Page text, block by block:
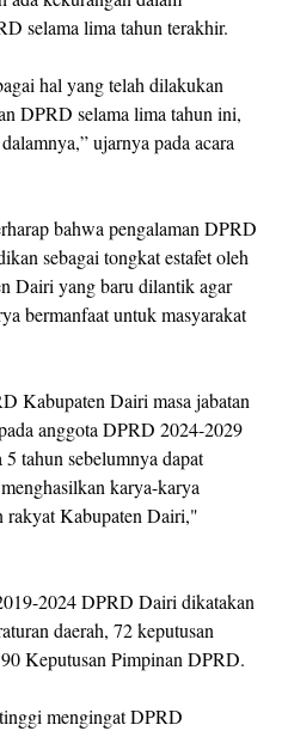
selama lima tahun terakhir.
hal yang telah dilakukan
DPRD selama lima tahun ini,
ujarnya pada acara
bahwa pengalaman DPRD
sebagai tongkat estafet oleh
Dairi yang baru dilantik agar
bermanfaat untuk masyarakat
Kabupaten Dairi masa jabatan
anggota DPRD 2024-2029
tahun sebelumnya dapat
karya-karya
rakyat Kabupaten Dairi,"
2024 DPRD Dairi dikatakan
daerah, 72 keputusan
Keputusan Pimpinan DPRD.
mengingat DPRD